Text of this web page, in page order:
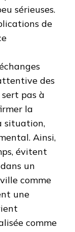
sérieuses.
de
des
pas à
la
situation,
Ainsi,
évitent
un
comme
une
comme